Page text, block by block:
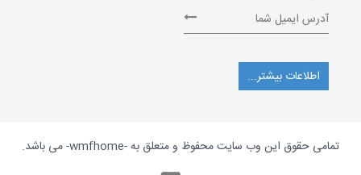
اطلاعات بیشتر...
تمامی حقوق این وب سایت محفوظ و متعلق به -wmfhome-
می باشد.